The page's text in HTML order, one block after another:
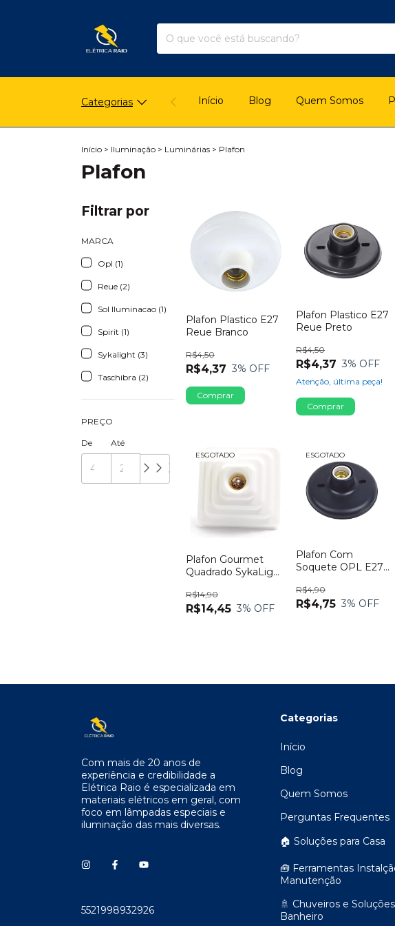
Categorias Início Blog Quem Somos
Início > Iluminação > Luminárias > Plafon
Plafon
Filtrar por
MARCA
Opl (1)
Reue (2)
Sol Iluminacao (1)
Spirit (1)
Sykalight (3)
Taschibra (2)
PREÇO
De Até
Plafon Plastico E27
Reue Branco
R$4,37
R$4,50
3% OFF
Plafon Plastico E27
Reue Preto
R$4,37
R$4,50
3% OFF
Atenção, última peça!
ESGOTADO
Plafon Gourmet
Quadrado SykaLight
R$14,45
R$14,90
3% OFF
ESGOTADO
Plafon Com
Soquete OPL E27
Preto
R$4,75
R$4,90
3% OFF
Com mais de 20 anos de
experiência e credibilidade a
Elétrica Raio é especializada em
materiais elétricos em geral, com
foco em lâmpadas especiais e
iluminação das mais diversas.
5521998932926
Categorias
Início
Blog
Quem Somos
Perguntas Frequentes
🏠 Soluções para Casa
🧰 Ferramentas
Manutenção
🚿 Chuveiros e
Banheiro